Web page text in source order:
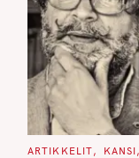
C
ARTIKKELIT KANSI